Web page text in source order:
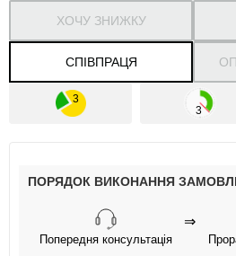
СПІВПРАЦЯ
ХОЧУ ЗНИЖКУ
ПОРЯДОК ВИКОНАННЯ
Попередня консультація
⇒